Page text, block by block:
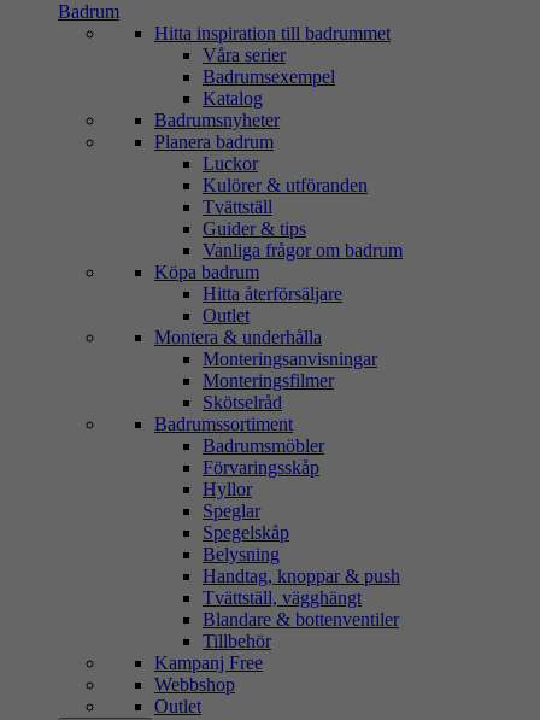
Badrum
Hitta inspiration till badrummet
Våra serier
Badrumsexempel
Katalog
Badrumsnyheter
Planera badrum
Luckor
Kulörer & utföranden
Tvättställ
Guider & tips
Vanliga frågor om badrum
Köpa badrum
Hitta återförsäljare
Outlet
Montera & underhålla
Monteringsanvisningar
Monteringsfilmer
Skötselråd
Badrumssortiment
Badrumsmöbler
Förvaringsskåp
Hyllor
Speglar
Spegelskåp
Belysning
Handtag, knoppar & push
Tvättställ, vägghängt
Blandare & bottenventiler
Tillbehör
Kampanj Free
Webbshop
Outlet